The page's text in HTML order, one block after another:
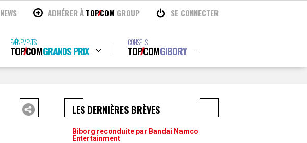
NEWS ADHÉRER À TOPCOM GROUP SE CONNECTER
ÉVÉNEMENTS
TOPCOMGRANDS PRIX
CONSEILS
TOPCOMGIBORY
LES DERNIÈRES BRÈVES
Biborg reconduite par Bandai Namco
Entertainment